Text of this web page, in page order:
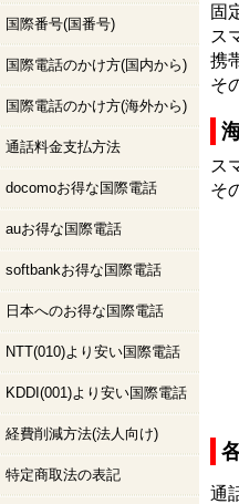
固
ス
携
そ
ス
そ
通
国際番号(国番号)
国際電話のかけ方(国内から)
国際電話のかけ方(海外から)
通話料金支払方法
docomoお得な国際電話
auお得な国際電話
softbankお得な国際電話
日本へのお得な国際電話
NTT(010)より安い国際電話
KDDI(001)より安い国際電話
経費削減方法(法人向け)
特定商取法の表記